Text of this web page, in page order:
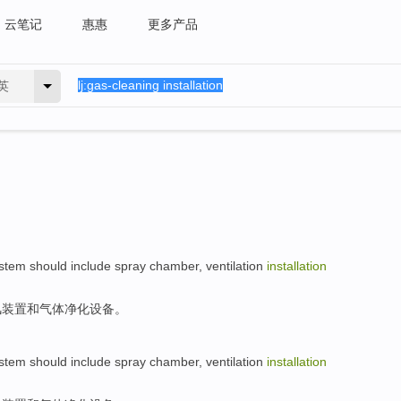
云笔记 惠惠 更多产品
should include spray chamber, ventilation installation
装置和气体净化设备。
should include spray chamber, ventilation installation